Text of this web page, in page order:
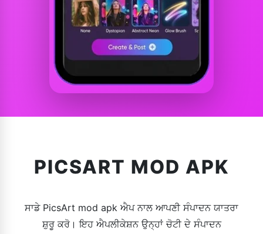
PICSART MOD APK
ਸਾਡੇ PicsArt mod apk ਐਪ ਨਾਲ ਆਪਣੀ ਸੰਪਾਦਨ ਯਾਤਰਾ
ਸ਼ੁਰੂ ਕਰੋ। ਇਹ ਐਪਲੀਕੇਸ਼ਨ ਉਨ੍ਹਾਂ ਚੋਟੀ ਦੇ ਸੰਪਾਦਨ